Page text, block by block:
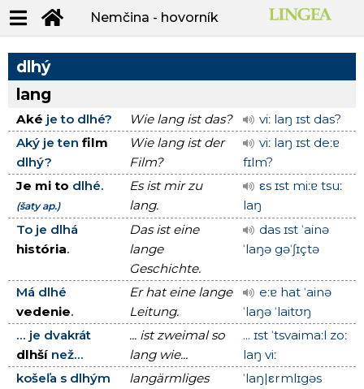
Nemčina - hovorník
dlhý
lang
Aké je to dlhé? Wie lang ist das?
viː laŋ ɪst das?
Aký je ten film
dlhý?
Wie lang ist der
Film?
viː laŋ ɪst deːɐ
fɪlm?
Je mi to dlhé.
(šaty ap.)
Es ist mir zu
lang.
εs ɪst miːɐ tsuː
laŋ
To je dlhá
história.
Das ist eine
lange
Geschichte.
das ɪst ˈainə
ˈlaŋə gəˈʃɪçtə
Má dlhé
vedenie.
Er hat eine lange
Leitung.
eːɐ hat ˈainə
ˈlaŋə ˈlaitʊŋ
... je dvakrát
dlhší než...
... ist zweimal so
lang wie...
... ɪst ˈtsvaimaːl zoː
laŋ viː
košeľa s dlhým
langärmliges
ˈlaŋ|εrmlɪgəs